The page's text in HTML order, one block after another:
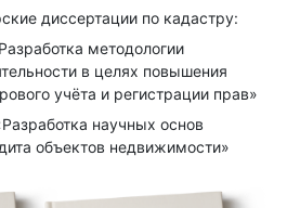
диссертации по кадастру:
методологии
в целях повышения
учёта и регистрации прав»
научных основ
объектов недвижимости»